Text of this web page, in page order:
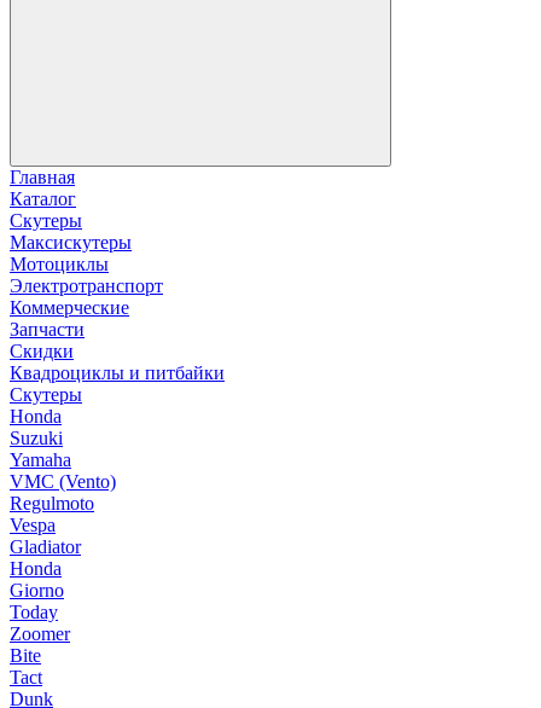
Главная
Каталог
Скутеры
Максискутеры
Мотоциклы
Электротранспорт
Коммерческие
Запчасти
Скидки
Квадроциклы и питбайки
Скутеры
Honda
Suzuki
Yamaha
VMC (Vento)
Regulmoto
Vespa
Gladiator
Honda
Giorno
Today
Zoomer
Bite
Tact
Dunk